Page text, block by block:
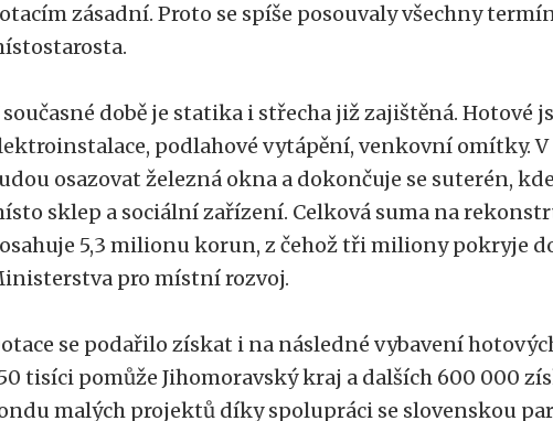
zásadní. Proto se spíše posouvaly všechny
současné době je statika i střecha již zajištěná. Hotové
podlahové vytápění, venkovní omítky. V
osazovat železná okna a dokončuje se suterén,
sklep a sociální zařízení. Celková suma na
5,3 milionu korun, z čehož tři miliony pokryje
pro místní rozvoj.
se podařilo získat i na následné vybavení
tisíci pomůže Jihomoravský kraj a dalších 600 000
malých projektů díky spolupráci se slovenskou